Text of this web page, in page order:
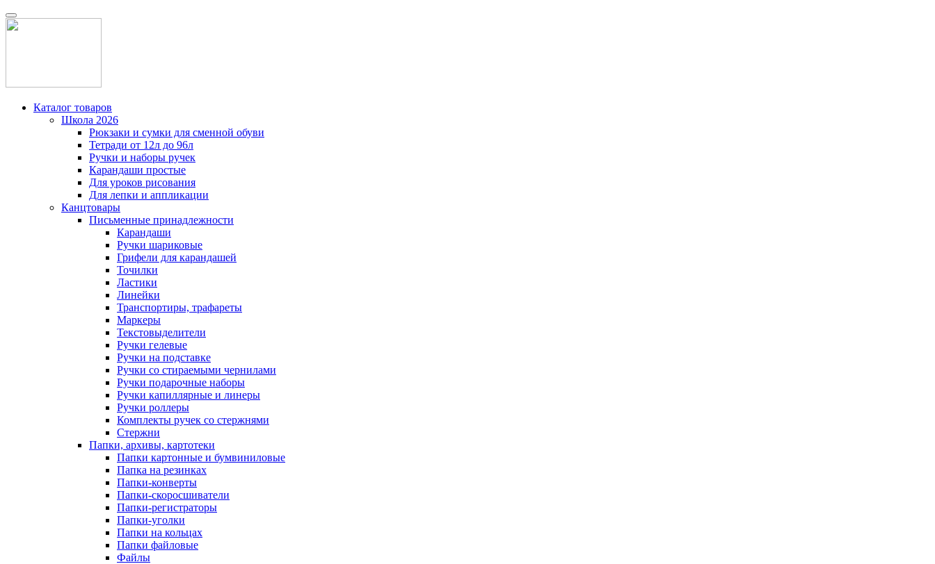
Каталог товаров
Школа 2026
Рюкзаки и сумки для сменной обуви
Тетради от 12л до 96л
Ручки и наборы ручек
Карандаши простые
Для уроков рисования
Для лепки и аппликации
Канцтовары
Письменные принадлежности
Карандаши
Ручки шариковые
Грифели для карандашей
Точилки
Ластики
Линейки
Транспортиры, трафареты
Маркеры
Текстовыделители
Ручки гелевые
Ручки на подставке
Ручки со стираемыми чернилами
Ручки подарочные наборы
Ручки капиллярные и линеры
Ручки роллеры
Комплекты ручек со стержнями
Стержни
Папки, архивы, картотеки
Папки картонные и бумвиниловые
Папка на резинках
Папки-конверты
Папки-скоросшиватели
Папки-регистраторы
Папки-уголки
Папки на кольцах
Папки файловые
Файлы